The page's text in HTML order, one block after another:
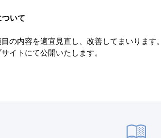
いて
の内容を適宜見直し、改善してまいります。
イトにて公開いたします。